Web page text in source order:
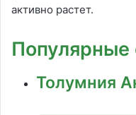
активно растет.
Популярные
Толумния